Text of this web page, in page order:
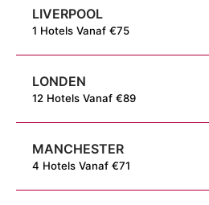
LIVERPOOL
1 Hotels Vanaf €75
LONDEN
12 Hotels Vanaf €89
MANCHESTER
4 Hotels Vanaf €71